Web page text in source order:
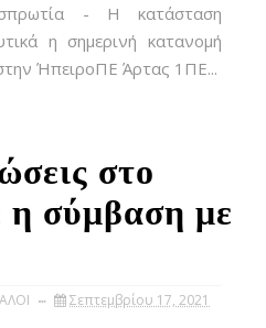
- Η κατάσταση
η σημερινή κατανομή
ΉπειροΠΕ Άρτας 1ΠΕ...
στο
σύμβαση με
Σεπτεμβρίου 17, 2021